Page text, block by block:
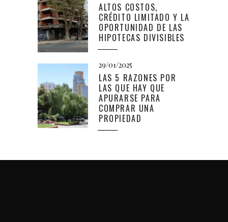
ALTOS COSTOS,
CRÉDITO LIMITADO Y LA
OPORTUNIDAD DE LAS
HIPOTECAS DIVISIBLES
29/01/2025
LAS 5 RAZONES POR
LAS QUE HAY QUE
APURARSE PARA
COMPRAR UNA
PROPIEDAD